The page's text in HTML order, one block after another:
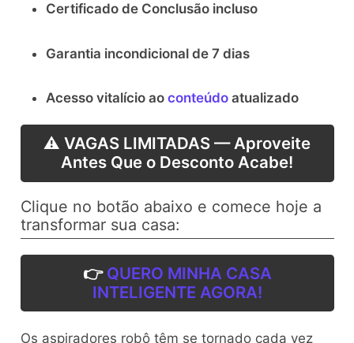
Certificado de Conclusão incluso
Garantia incondicional de 7 dias
Acesso vitalício ao conteúdoatualizado
⚠️ VAGAS LIMITADAS — Aproveite
Antes Que o Desconto Acabe!
Clique no botão abaixo e comece hoje a
transformar sua casa:
👉 QUERO MINHA CASA
INTELIGENTE AGORA!
Os aspiradores robô têm se tornado cada vez